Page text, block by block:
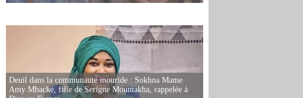
Deuil dans la communauté mouride : Sokhna Mame
Amy Mbacké, fille de Serigne Mountakha, rappelée à